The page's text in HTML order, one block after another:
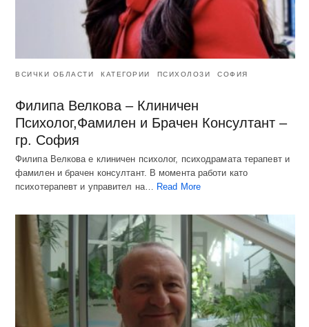
ВСИЧКИ ОБЛАСТИ КАТЕГОРИИ ПСИХОЛОЗИ СОФИЯ
Филипа Велкова – Клиничен
Психолог,Фамилен и Брачен Консултант –
гр. София
Филипа Велкова е клиничен психолог, психодрамата терапевт и
фамилен и брачен консултант. В момента работи като
психотерапевт и управител на… Read More